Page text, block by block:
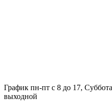
График пн-пт с 8 до 17,
выходной